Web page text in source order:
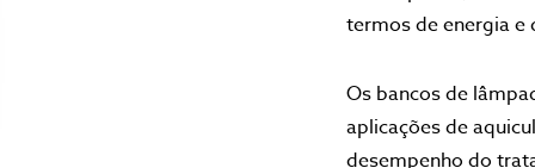
termos de energia
Os bancos de
aplicações de
desempenho do